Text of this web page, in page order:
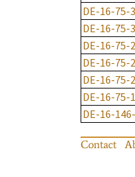
DE-16-75-
DE-16-75-
DE-16-75-
DE-16-75-
DE-16-75-
DE-16-75-
DE-16-
Contact